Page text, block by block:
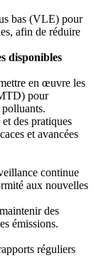
bas (VLE) pour
afin de réduire
disponibles
en œuvre les
pour
des pratiques
et avancées
continue
aux nouvelles
des
émissions.
réguliers